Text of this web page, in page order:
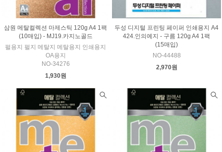
삼원 메탈컬렉션 마제스틱 120g A4 1팩
(10매입) - MJ19.카지노골드
펄용지 펄지 메탈지 메탈용지 인쇄용지
OA용지
NO-34276
1,930원
두성 디지털 프린팅 페이퍼 인쇄용지 A4
424.인의예지 - 구름 120g A4 1팩
(15매입)
NO-44488
2,970원